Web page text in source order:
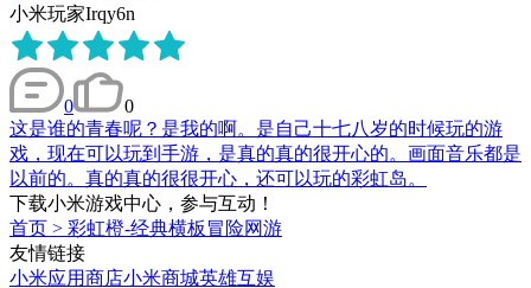
小米玩家Irqy6n
0
0
这是谁的青春呢？是我的啊。是自己十七八岁的时候玩的游
戏，现在可以玩到手游，是真的真的很开心的。画面音乐都是
以前的。真的真的很很开心，还可以玩的彩虹岛。
下载小米游戏中心，参与互动！
首页 > 彩虹橙-经典横板冒险网游
友情链接
小米应用商店小米商城英雄互娱